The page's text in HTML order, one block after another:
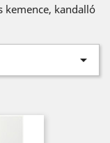
kemence, kandalló
